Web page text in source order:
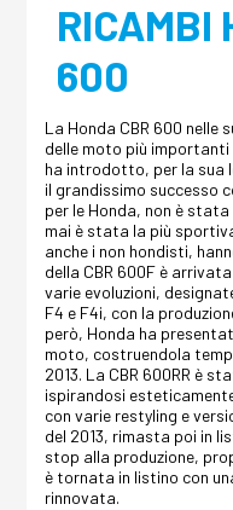
RICAMBI
600
La Honda CBR 600 nelle
delle moto più
ha introdotto, per la sua
il grandissimo successo
per le Honda, non è
mai è stata la più
anche i non hondisti,
della CBR 600F è
varie evoluzioni,
F4 e F4i, con la
però, Honda ha
moto, costruendola
2013. La CBR 600RR è
ispirandosi
con varie restyling e
del 2013, rimasta poi in
stop alla produzione,
è tornata in listino con
rinnovata.